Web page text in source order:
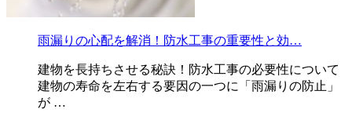
雨漏りの心配を解消！防水工事の重要性と効…
建物を長持ちさせる秘訣！防水工事の必要性について
建物の寿命を左右する要因の一つに「雨漏りの防止」
が …